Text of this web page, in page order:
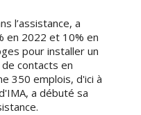
l’assistance, a
en 2022 et 10% en
pour installer un
contacts en
350 emplois, d'ici à
a débuté sa